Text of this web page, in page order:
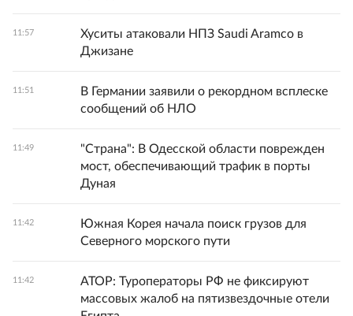
11:57
Хуситы атаковали НПЗ Saudi Aramco в
Джизане
11:51
В Германии заявили о рекордном всплеске
сообщений об НЛО
11:49
"Страна": В Одесской области поврежден
мост, обеспечивающий трафик в порты
Дуная
11:42
Южная Корея начала поиск грузов для
Северного морского пути
11:42
АТОР: Туроператоры РФ не фиксируют
массовых жалоб на пятизвездочные отели